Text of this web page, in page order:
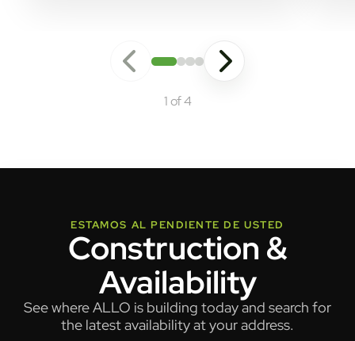
1 of 4
ESTAMOS AL PENDIENTE DE USTED
Construction &
Availability
See where ALLO is building today and search for
the latest availability at your address.